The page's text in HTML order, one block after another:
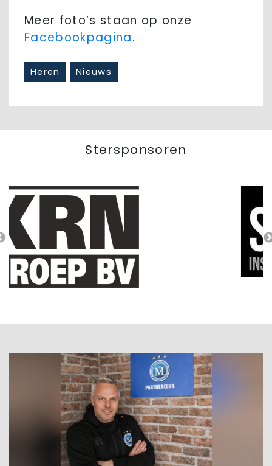
Meer foto’s staan op onze
Facebookpagina.
Heren Nieuws
Stersponsoren